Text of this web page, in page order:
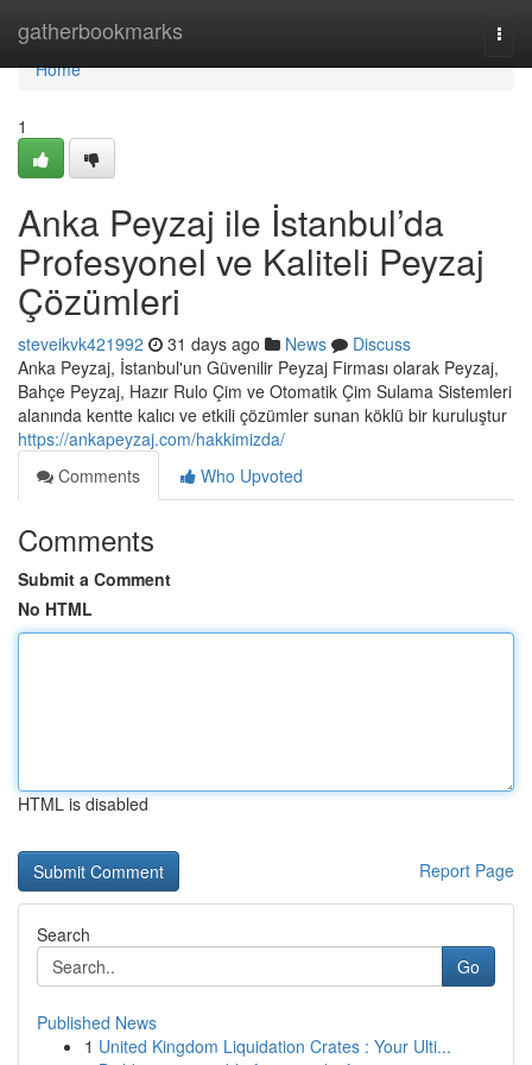
gatherbookmarks
Home
Home
1
Anka Peyzaj ile İstanbul’da
Profesyonel ve Kaliteli Peyzaj
Çözümleri
steveikvk421992 31 days ago News
Discuss
Anka Peyzaj, İstanbul'un Güvenilir Peyzaj Firması olarak Peyzaj,
Bahçe Peyzaj, Hazır Rulo Çim ve Otomatik Çim Sulama Sistemleri
alanında kentte kalıcı ve etkili çözümler sunan köklü bir kuruluştur
https://ankapeyzaj.com/hakkimizda/
Comments
Who Upvoted
Comments
Submit a Comment
No HTML
HTML is disabled
Report Page
Search
Go
Published News
1 United Kingdom Liquidation Crates : Your Ulti...